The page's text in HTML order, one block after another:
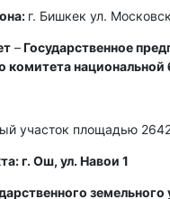
г. Бишкек ул.
–Государственное
комитета
участок площадью
г. Ош, ул. Навои 1